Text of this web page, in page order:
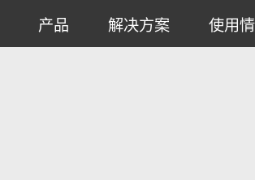
产品 解决方案 使用